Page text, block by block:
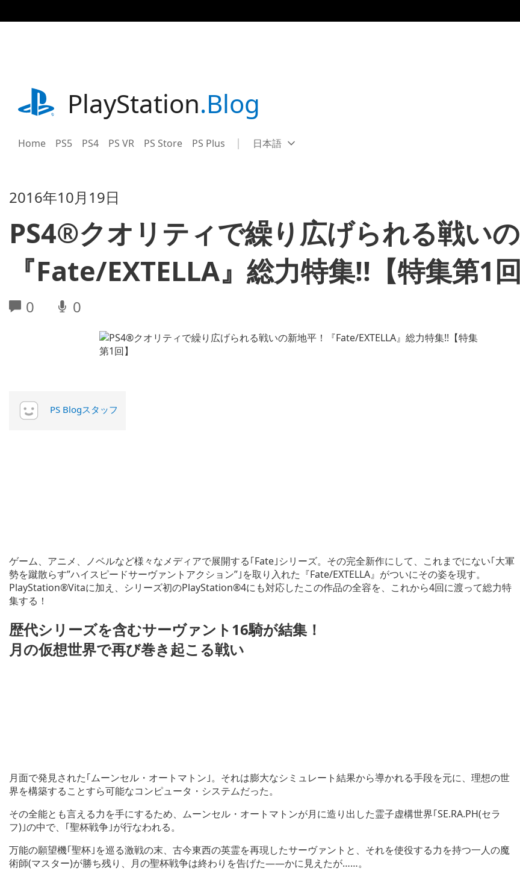
事
playstation.comPlayStation.Blog
Home PS5 PS4 PS VR PS Store PS Plus Select
Current
日本語
2016年10月19日
PS4®クオリティで繰り広げられる戦いの
『Fate/EXTELLA』総力特集!!【特集第1回
0 0
PS Blogスタッフ
ゲーム、アニメ、ノベルなど様々なメディアで展開する｢Fate｣シリーズ。その完全新作にして、これまでにない｢大軍
勢を蹴散らす”ハイスピードサーヴァントアクション”｣を取り入れた『Fate/EXTELLA』がついにその姿を現す。
PlayStation®Vitaに加え、シリーズ初のPlayStation®4にも対応したこの作品の全容を、これから4回に渡って総力特
集する！
歴代シリーズを含むサーヴァント16騎が結集！
月の仮想世界で再び巻き起こる戦い
月面で発見された｢ムーンセル・オートマトン｣。それは膨大なシミュレート結果から導かれる手段を元に、理想の世
界を構築することすら可能なコンピュータ・システムだった。
その全能とも言える力を手にするため、ムーンセル・オートマトンが月に造り出した霊子虚構世界｢SE.RA.PH(セラ
フ)｣の中で、｢聖杯戦争｣が行なわれる。
万能の願望機｢聖杯｣を巡る激戦の末、古今東西の英霊を再現したサーヴァントと、それを使役する力を持つ一人の魔
術師(マスター)が勝ち残り、月の聖杯戦争は終わりを告げた――かに見えたが……。